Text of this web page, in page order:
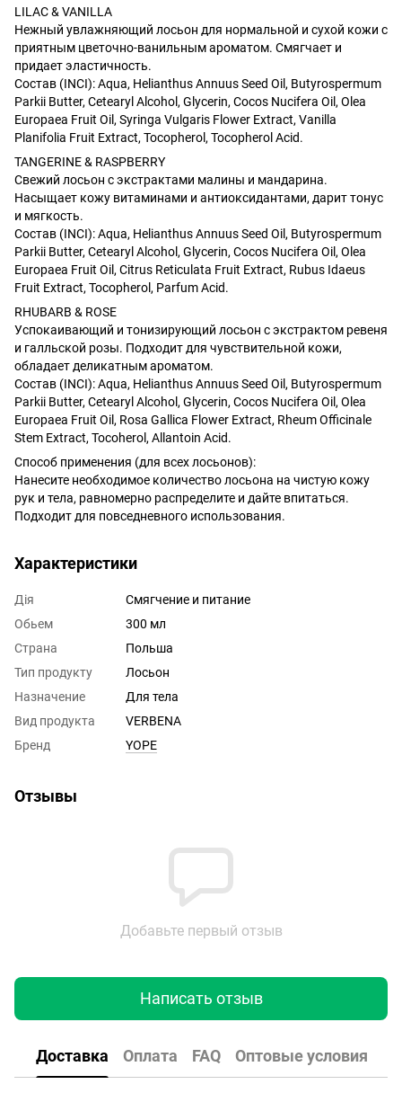
LILAC & VANILLA
Нежный увлажняющий лосьон для нормальной и сухой кожи с
приятным цветочно-ванильным ароматом. Смягчает и
придает эластичность.
Состав (INCI): Aqua, Helianthus Annuus Seed Oil, Butyrospermum
Parkii Butter, Cetearyl Alcohol, Glycerin, Cocos Nucifera Oil, Olea
Europaea Fruit Oil, Syringa Vulgaris Flower Extract, Vanilla
Planifolia Fruit Extract, Tocopherol, Tocopherol Acid.
TANGERINE & RASPBERRY
Свежий лосьон с экстрактами малины и мандарина.
Насыщает кожу витаминами и антиоксидантами, дарит тонус
и мягкость.
Состав (INCI): Aqua, Helianthus Annuus Seed Oil, Butyrospermum
Parkii Butter, Cetearyl Alcohol, Glycerin, Cocos Nucifera Oil, Olea
Europaea Fruit Oil, Citrus Reticulata Fruit Extract, Rubus Idaeus
Fruit Extract, Tocopherol, Parfum Acid.
RHUBARB & ROSE
Успокаивающий и тонизирующий лосьон с экстрактом ревеня
и галльской розы. Подходит для чувствительной кожи,
обладает деликатным ароматом.
Состав (INCI): Aqua, Helianthus Annuus Seed Oil, Butyrospermum
Parkii Butter, Cetearyl Alcohol, Glycerin, Cocos Nucifera Oil, Olea
Europaea Fruit Oil, Rosa Gallica Flower Extract, Rheum Officinale
Stem Extract, Tocoherol, Allantoin Acid.
Способ применения (для всех лосьонов):
Нанесите необходимое количество лосьона на чистую кожу
рук и тела, равномерно распределите и дайте впитаться.
Подходит для повседневного использования.
Характеристики
Дія
Смягчение и питание
Обьем
300 мл
Страна
Польша
Тип продукту
Лосьон
Назначение
Для тела
Вид продукта
VERBENA
Бренд
YOPE
Отзывы
Добавьте первый отзыв
Написать отзыв
Доставка Оплата FAQ Оптовые условия